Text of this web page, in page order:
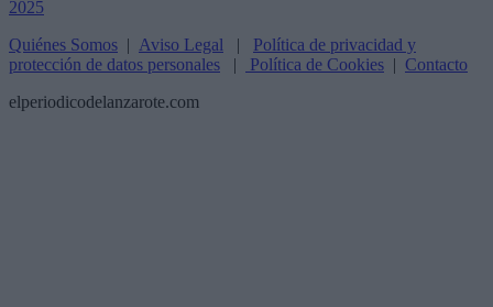
Quiénes Somos | Aviso Legal | Política de privacidad y
protección de datos personales | Política de Cookies | Contacto
elperiodicodelanzarote.com